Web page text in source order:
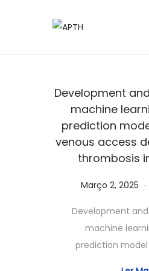
Development
machine
prediction
venous access
thrombosis
Posted on
Março 2, 2025 J
n
h
o
3
.
Development
machine
prediction